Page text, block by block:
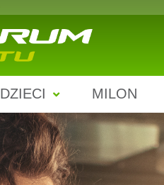
DZIECI MILON